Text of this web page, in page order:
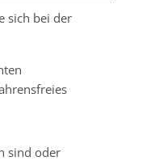
sich bei der
sind oder